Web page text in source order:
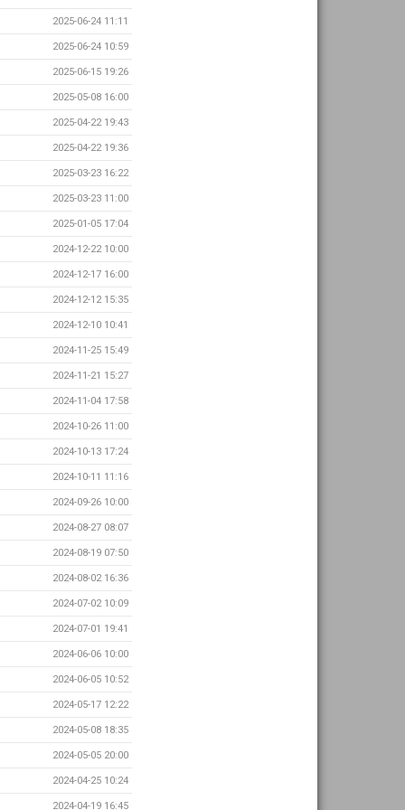
2025-06-24 11:11
2025-06-24 10:59
2025-06-15 19:26
2025-05-08 16:00
2025-04-22 19:43
2025-04-22 19:36
2025-03-23 16:22
2025-03-23 11:00
2025-01-05 17:04
2024-12-22 10:00
2024-12-17 16:00
2024-12-12 15:35
2024-12-10 10:41
2024-11-25 15:49
2024-11-21 15:27
2024-11-04 17:58
2024-10-26 11:00
2024-10-13 17:24
2024-10-11 11:16
2024-09-26 10:00
2024-08-27 08:07
2024-08-19 07:50
2024-08-02 16:36
2024-07-02 10:09
2024-07-01 19:41
2024-06-06 10:00
2024-06-05 10:52
2024-05-17 12:22
2024-05-08 18:35
2024-05-05 20:00
2024-04-25 10:24
2024-04-19 16:45